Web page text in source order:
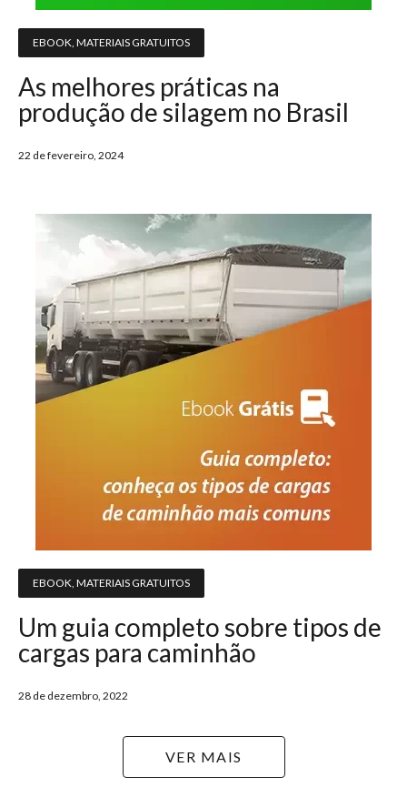
EBOOK MATERIAIS GRATUITOS
As melhores práticas na
produção de silagem no Brasil
22 de fevereiro, 2024
EBOOK MATERIAIS GRATUITOS
Um guia completo sobre tipos de
cargas para caminhão
28 de dezembro, 2022
VER MAIS